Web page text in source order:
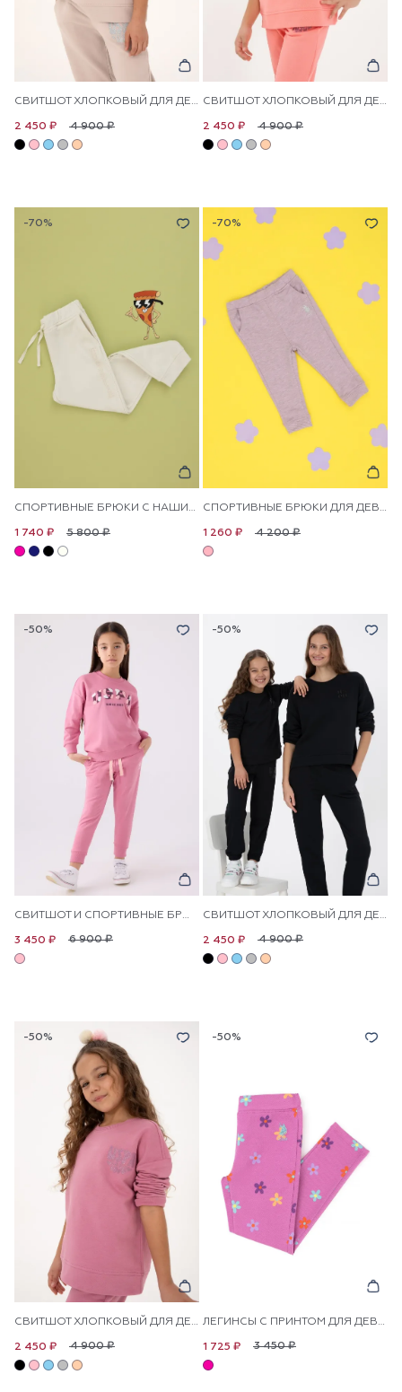
СВИТШОТ ХЛОПКОВЫЙ ДЛЯ ДЕВОЧЕК
4 900 ₽
2 450 ₽
СВИТШОТ ХЛОПКОВЫЙ ДЛЯ ДЕВОЧЕК
4 900 ₽
2 450 ₽
-70%
СПОРТИВНЫЕ БРЮКИ С НАШИВКОЙ ДЛЯ ДЕВОЧЕК
5 800 ₽
1 740 ₽
-70%
СПОРТИВНЫЕ БРЮКИ ДЛЯ ДЕВОЧЕК
4 200 ₽
1 260 ₽
-50%
СВИТШОТ И СПОРТИВНЫЕ БРЮКИ ДЛЯ ДЕВОЧЕК
6 900 ₽
3 450 ₽
-50%
СВИТШОТ ХЛОПКОВЫЙ ДЛЯ ДЕВОЧЕК
4 900 ₽
2 450 ₽
-50%
СВИТШОТ ХЛОПКОВЫЙ ДЛЯ ДЕВОЧЕК
4 900 ₽
2 450 ₽
-50%
ЛЕГИНСЫ С ПРИНТОМ ДЛЯ ДЕВОЧЕК
3 450 ₽
1 725 ₽